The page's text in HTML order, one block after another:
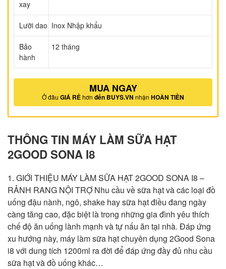
xay
Lưỡi dao Inox Nhập khẩu
Bảo
hành
12 tháng
MUA NGAY
Ở đâu GIÁ RẺhơn đến BUYS.VN nhận HOÀN TIỀN
THÔNG TIN MÁY LÀM SỮA HẠT
2GOOD SONA I8
1. GIỚI THIỆU MÁY LÀM SỮA HẠT 2GOOD SONA I8 –
RẢNH RANG NỘI TRỢ Nhu cầu về sữa hạt và các loại đồ
uống đậu nành, ngô, shake hay sữa hạt điều đang ngày
càng tăng cao, đặc biệt là trong những gia đình yêu thích
chế độ ăn uống lành mạnh và tự nấu ăn tại nhà. Đáp ứng
xu hướng này, máy làm sữa hạt chuyên dụng 2Good Sona
i8 với dung tích 1200ml ra đời để đáp ứng đầy đủ nhu cầu
sữa hạt và đồ uống khác…